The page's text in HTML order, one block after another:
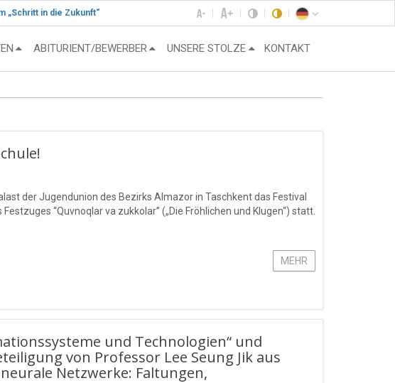
„Schritt in die Zukunft“
ABITURIENT/BEWERBER UNSERE STOLZE KONTAKT
der Jugendunion des Bezirks Almazor in Taschkent das Festival
“Quvnoqlar va zukkolar” („Die Fröhlichen und Klugen“) statt.
MEHR
und Technologien“ und
von Professor Lee Seung Jik aus
Netzwerke: Faltungen,